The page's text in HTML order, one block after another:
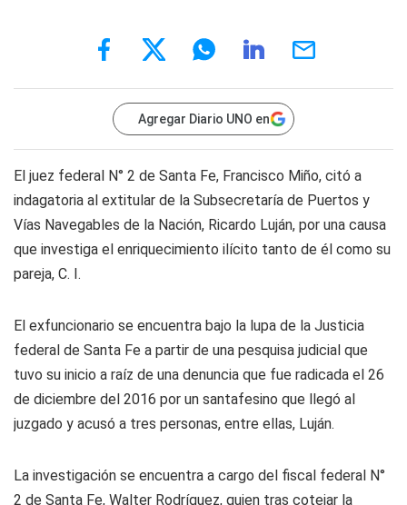
Agregar Diario UNO en
El juez federal N° 2 de Santa Fe, Francisco Miño, citó a
indagatoria al extitular de la Subsecretaría de Puertos y
Vías Navegables de la Nación, Ricardo Luján, por una causa
que investiga el enriquecimiento ilícito tanto de él como su
pareja, C. I.
El exfuncionario se encuentra bajo la lupa de la Justicia
federal de Santa Fe a partir de una pesquisa judicial que
tuvo su inicio a raíz de una denuncia que fue radicada el 26
de diciembre del 2016 por un santafesino que llegó al
juzgado y acusó a tres personas, entre ellas, Luján.
La investigación se encuentra a cargo del fiscal federal N°
2 de Santa Fe, Walter Rodríguez, quien tras cotejar la